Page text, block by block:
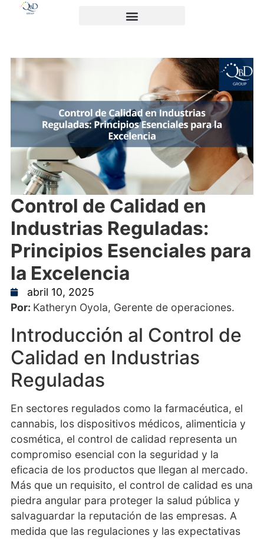
Control de Calidad en
Industrias Reguladas:
Principios Esenciales para
la Excelencia
abril 10, 2025
Por: Katheryn Oyola, Gerente de operaciones.
Introducción al Control de
Calidad en Industrias
Reguladas
En sectores regulados como la farmacéutica, el
cannabis, los dispositivos médicos, alimenticia y
cosmética, el control de calidad representa un
compromiso esencial con la seguridad y la
eficacia de los productos que llegan al mercado.
Más que un requisito, el control de calidad es una
piedra angular para proteger la salud pública y
salvaguardar la reputación de las empresas. A
medida que las regulaciones y las expectativas